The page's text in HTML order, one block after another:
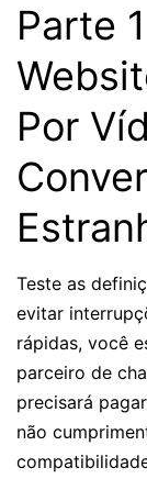
Parte
Por
Teste as
evitar
rápidas, você
parceiro de
precisará
não